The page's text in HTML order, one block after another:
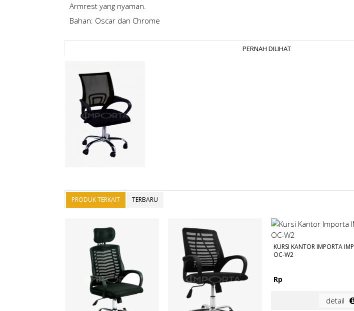
Armrest yang nyaman.
Bahan: Oscar dan Chrome
PERNAH DILIHAT
PRODUK TERKAIT TERBARU
KURSI KANTOR IMPORTA IMP
OC-W2
Rp
detail